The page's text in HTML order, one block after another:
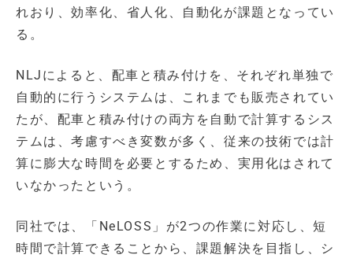
れおり、効率化、省人化、自動化が課題となってい
る。
NLJによると、配車と積み付けを、それぞれ単独で
自動的に行うシステムは、これまでも販売されてい
たが、配車と積み付けの両方を自動で計算するシス
テムは、考慮すべき変数が多く、従来の技術では計
算に膨大な時間を必要とするため、実用化はされて
いなかったという。
同社では、「NeLOSS」が2つの作業に対応し、短
時間で計算できることから、課題解決を目指し、シ